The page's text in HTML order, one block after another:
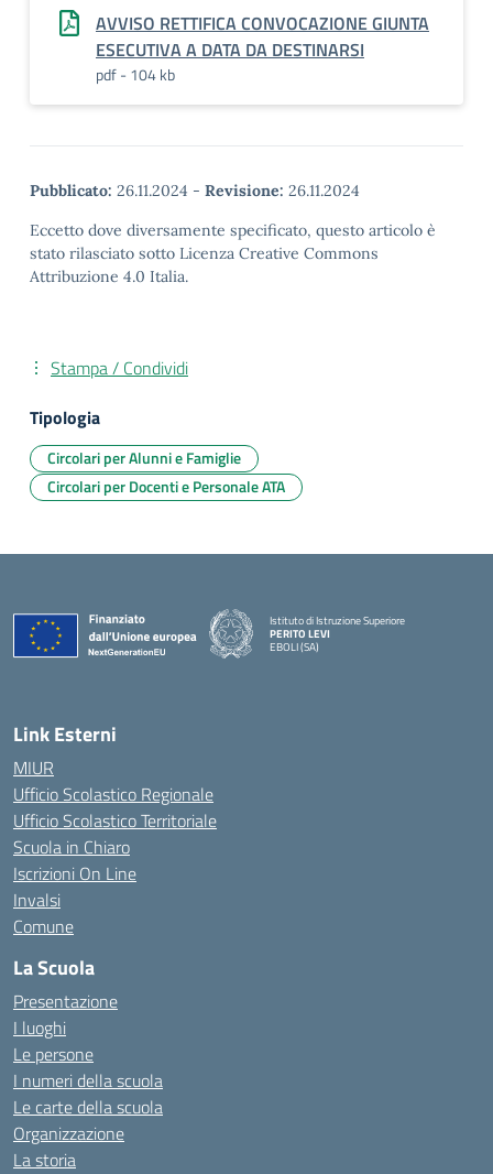
AVVISO RETTIFICA CONVOCAZIONE GIUNTA
ESECUTIVA A DATA DA DESTINARSI
pdf - 104 kb
Pubblicato: 26.11.2024 - Revisione: 26.11.2024
Eccetto dove diversamente specificato, questo articolo è
stato rilasciato sotto Licenza Creative Commons
Attribuzione 4.0 Italia.
Stampa / Condividi
Tipologia
Circolari per Alunni e Famiglie
Circolari per Docenti e Personale ATA
Istituto di Istruzione Superiore
PERITO LEVI
EBOLI (SA)
Link Esterni
MIUR
Ufficio Scolastico Regionale
Ufficio Scolastico Territoriale
Scuola in Chiaro
Iscrizioni On Line
Invalsi
Comune
La Scuola
Presentazione
I luoghi
Le persone
I numeri della scuola
Le carte della scuola
Organizzazione
La storia